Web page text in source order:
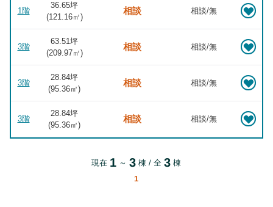
1階
36.65坪
(121.16㎡)
相談 相談/無
3階
63.51坪
(209.97㎡)
相談 相談/無
3階
28.84坪
(95.36㎡)
相談 相談/無
3階
28.84坪
(95.36㎡)
相談 相談/無
現在 1 ～3 棟 / 全3 棟
1